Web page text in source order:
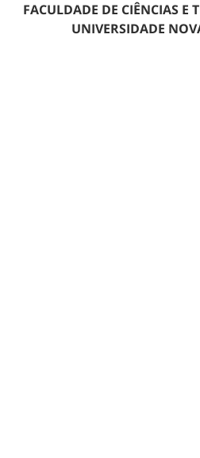
FACULDADE DE CIÊNCIAS E
UNIVERSIDADE